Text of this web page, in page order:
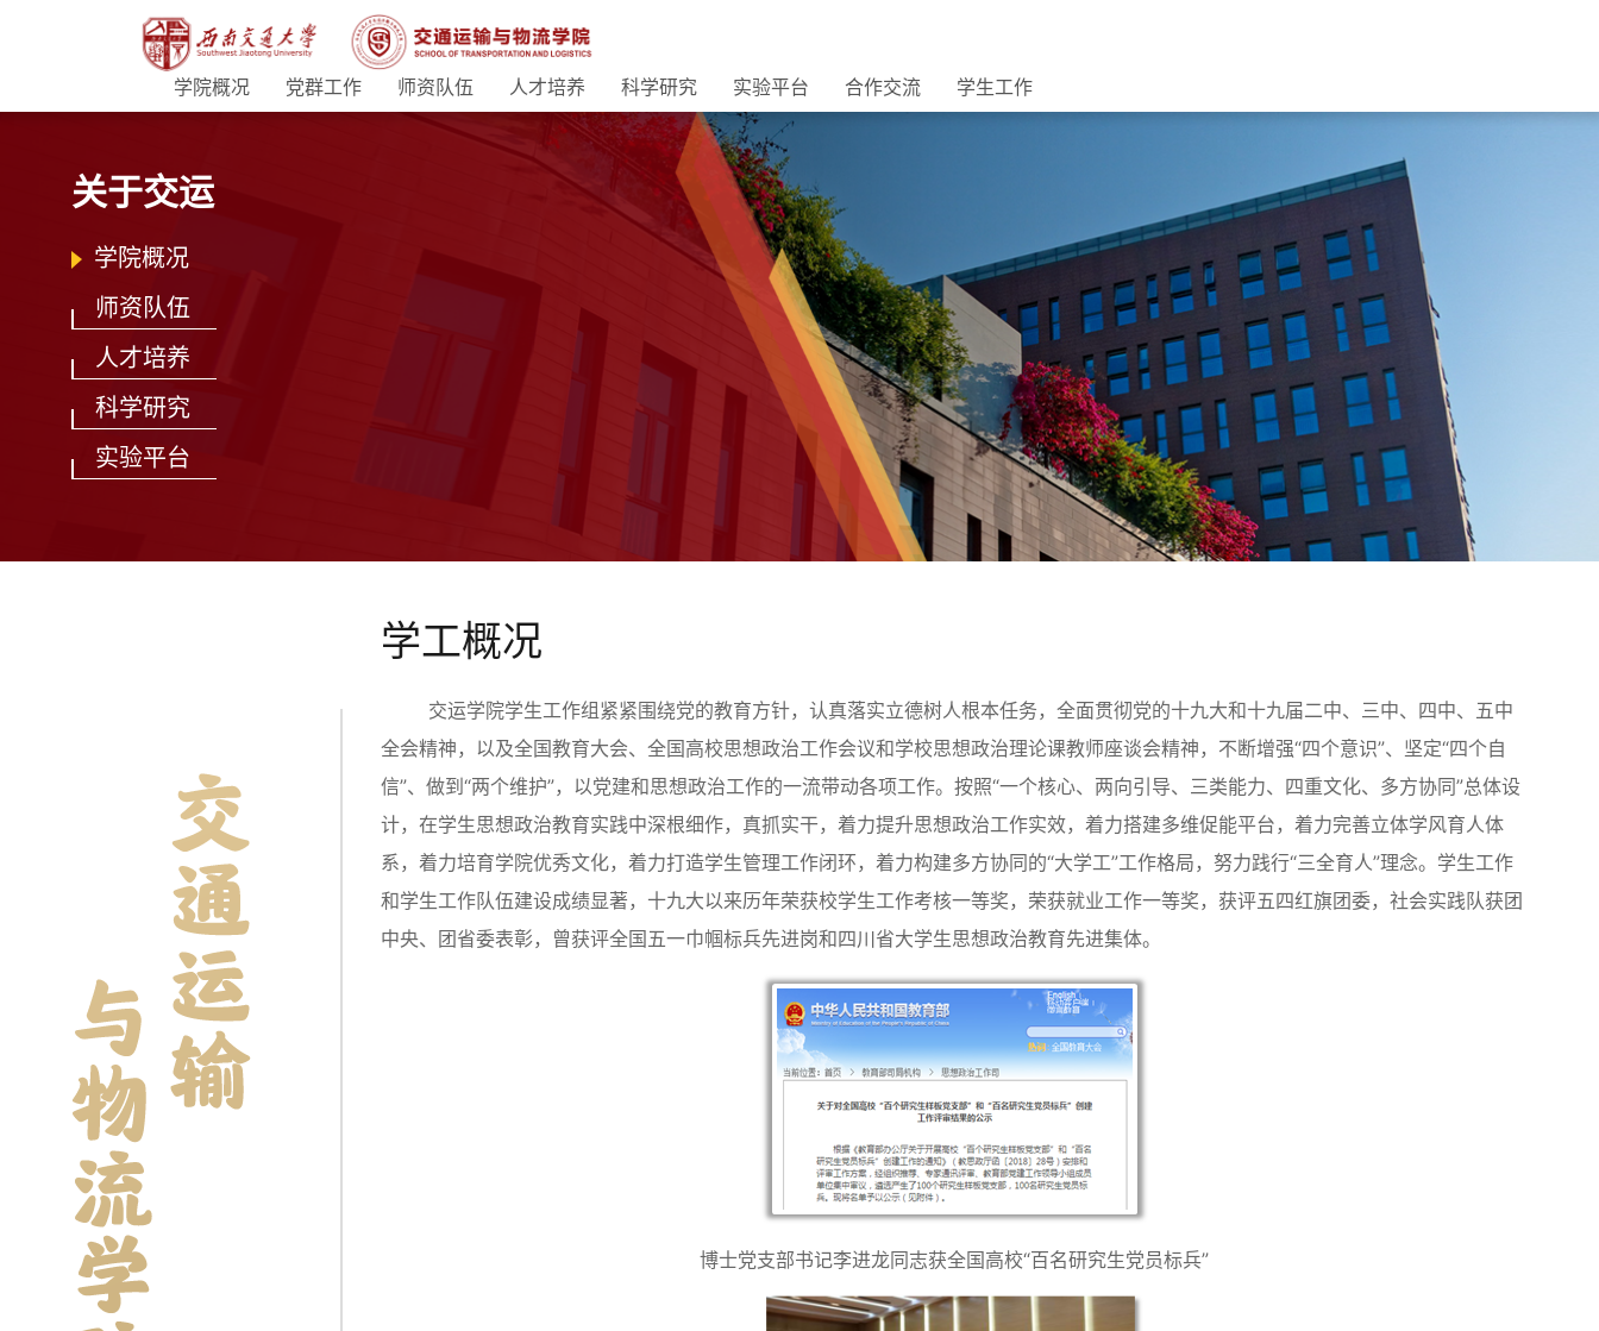
学院概况 党群工作 师资队伍 人才培养 科学研究 实验平台 合作交流 学生工作
关于交运
学院概况
师资队伍
人才培养
科学研究
实验平台
学工概况
交运学院学生工作组紧紧围绕党的教育方针，认真落实立德树人根本任务，全面贯彻党的十九大和十九届二中、三中、四中、五中
全会精神，以及全国教育大会、全国高校思想政治工作会议和学校思想政治理论课教师座谈会精神，不断增强“四个意识”、坚定“四个自
信”、做到“两个维护”，以党建和思想政治工作的一流带动各项工作。按照“一个核心、两向引导、三类能力、四重文化、多方协同”总体设
计，在学生思想政治教育实践中深根细作，真抓实干，着力提升思想政治工作实效，着力搭建多维促能平台，着力完善立体学风育人体
系，着力培育学院优秀文化，着力打造学生管理工作闭环，着力构建多方协同的“大学工”工作格局，努力践行“三全育人”理念。学生工作
和学生工作队伍建设成绩显著，十九大以来历年荣获校学生工作考核一等奖，荣获就业工作一等奖，获评五四红旗团委，社会实践队获团
中央、团省委表彰，曾获评全国五一巾帼标兵先进岗和四川省大学生思想政治教育先进集体。
博士党支部书记李进龙同志获全国高校“百名研究生党员标兵”